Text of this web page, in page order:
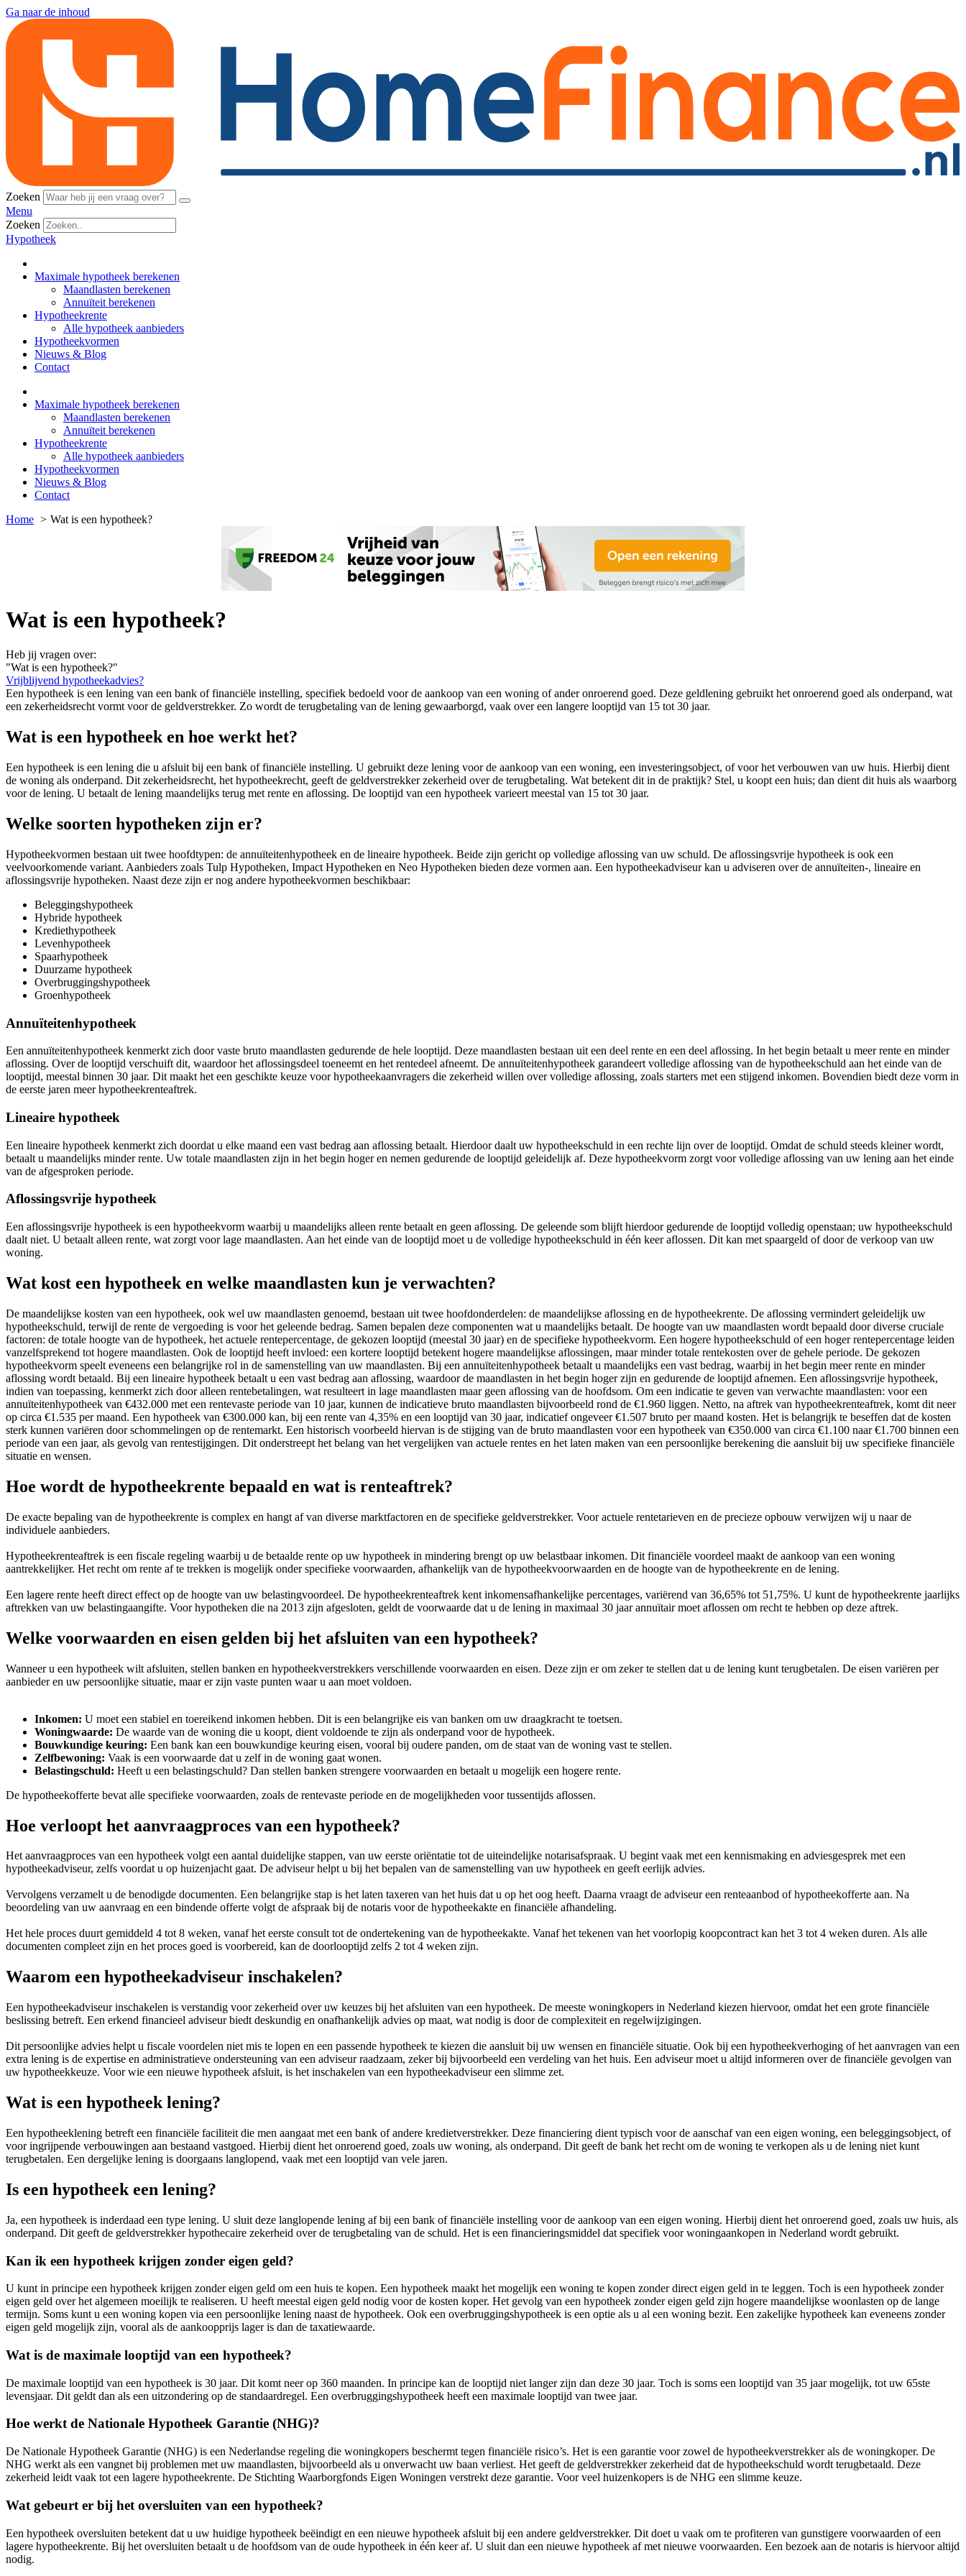
Ga naar de inhoud
Zoeken
Menu
Zoeken
Hypotheek
Maximale hypotheek berekenen
Maandlasten berekenen
Annuïteit berekenen
Hypotheekrente
Alle hypotheek aanbieders
Hypotheekvormen
Nieuws & Blog
Contact
Maximale hypotheek berekenen
Maandlasten berekenen
Annuïteit berekenen
Hypotheekrente
Alle hypotheek aanbieders
Hypotheekvormen
Nieuws & Blog
Contact
Home
Wat is een hypotheek?
Wat is een hypotheek?
Heb jij vragen over:
"Wat is een hypotheek?"
Vrijblijvend hypotheekadvies?
Een hypotheek is een lening van een bank of financiële instelling, specifiek bedoeld voor de aankoop van een woning of ander onroerend goed. Deze geldlening gebruikt het onroerend goed als onderpand, wat
een zekerheidsrecht vormt voor de geldverstrekker. Zo wordt de terugbetaling van de lening gewaarborgd, vaak over een langere looptijd van 15 tot 30 jaar.
Wat is een hypotheek en hoe werkt het?
Een hypotheek is een lening die u afsluit bij een bank of financiële instelling. U gebruikt deze lening voor de aankoop van een woning, een investeringsobject, of voor het verbouwen van uw huis. Hierbij dient
de woning als onderpand. Dit zekerheidsrecht, het hypotheekrecht, geeft de geldverstrekker zekerheid over de terugbetaling. Wat betekent dit in de praktijk? Stel, u koopt een huis; dan dient dit huis als waarborg
voor de lening. U betaalt de lening maandelijks terug met rente en aflossing. De looptijd van een hypotheek varieert meestal van 15 tot 30 jaar.
Welke soorten hypotheken zijn er?
Hypotheekvormen bestaan uit twee hoofdtypen: de annuïteitenhypotheek en de lineaire hypotheek. Beide zijn gericht op volledige aflossing van uw schuld. De aflossingsvrije hypotheek is ook een
veelvoorkomende variant. Aanbieders zoals Tulp Hypotheken, Impact Hypotheken en Neo Hypotheken bieden deze vormen aan. Een hypotheekadviseur kan u adviseren over de annuïteiten-, lineaire en
aflossingsvrije hypotheken. Naast deze zijn er nog andere hypotheekvormen beschikbaar:
Beleggingshypotheek
Hybride hypotheek
Krediethypotheek
Levenhypotheek
Spaarhypotheek
Duurzame hypotheek
Overbruggingshypotheek
Groenhypotheek
Annuïteitenhypotheek
Een annuïteitenhypotheek kenmerkt zich door vaste bruto maandlasten gedurende de hele looptijd. Deze maandlasten bestaan uit een deel rente en een deel aflossing. In het begin betaalt u meer rente en minder
aflossing. Over de looptijd verschuift dit, waardoor het aflossingsdeel toeneemt en het rentedeel afneemt. De annuïteitenhypotheek garandeert volledige aflossing van de hypotheekschuld aan het einde van de
looptijd, meestal binnen 30 jaar. Dit maakt het een geschikte keuze voor hypotheekaanvragers die zekerheid willen over volledige aflossing, zoals starters met een stijgend inkomen. Bovendien biedt deze vorm in
de eerste jaren meer hypotheekrenteaftrek.
Lineaire hypotheek
Een lineaire hypotheek kenmerkt zich doordat u elke maand een vast bedrag aan aflossing betaalt. Hierdoor daalt uw hypotheekschuld in een rechte lijn over de looptijd. Omdat de schuld steeds kleiner wordt,
betaalt u maandelijks minder rente. Uw totale maandlasten zijn in het begin hoger en nemen gedurende de looptijd geleidelijk af. Deze hypotheekvorm zorgt voor volledige aflossing van uw lening aan het einde
van de afgesproken periode.
Aflossingsvrije hypotheek
Een aflossingsvrije hypotheek is een hypotheekvorm waarbij u maandelijks alleen rente betaalt en geen aflossing. De geleende som blijft hierdoor gedurende de looptijd volledig openstaan; uw hypotheekschuld
daalt niet. U betaalt alleen rente, wat zorgt voor lage maandlasten. Aan het einde van de looptijd moet u de volledige hypotheekschuld in één keer aflossen. Dit kan met spaargeld of door de verkoop van uw
woning.
Wat kost een hypotheek en welke maandlasten kun je verwachten?
De maandelijkse kosten van een hypotheek, ook wel uw maandlasten genoemd, bestaan uit twee hoofdonderdelen: de maandelijkse aflossing en de hypotheekrente. De aflossing vermindert geleidelijk uw
hypotheekschuld, terwijl de rente de vergoeding is voor het geleende bedrag. Samen bepalen deze componenten wat u maandelijks betaalt. De hoogte van uw maandlasten wordt bepaald door diverse cruciale
factoren: de totale hoogte van de hypotheek, het actuele rentepercentage, de gekozen looptijd (meestal 30 jaar) en de specifieke hypotheekvorm. Een hogere hypotheekschuld of een hoger rentepercentage leiden
vanzelfsprekend tot hogere maandlasten. Ook de looptijd heeft invloed: een kortere looptijd betekent hogere maandelijkse aflossingen, maar minder totale rentekosten over de gehele periode. De gekozen
hypotheekvorm speelt eveneens een belangrijke rol in de samenstelling van uw maandlasten. Bij een annuïteitenhypotheek betaalt u maandelijks een vast bedrag, waarbij in het begin meer rente en minder
aflossing wordt betaald. Bij een lineaire hypotheek betaalt u een vast bedrag aan aflossing, waardoor de maandlasten in het begin hoger zijn en gedurende de looptijd afnemen. Een aflossingsvrije hypotheek,
indien van toepassing, kenmerkt zich door alleen rentebetalingen, wat resulteert in lage maandlasten maar geen aflossing van de hoofdsom. Om een indicatie te geven van verwachte maandlasten: voor een
annuïteitenhypotheek van €432.000 met een rentevaste periode van 10 jaar, kunnen de indicatieve bruto maandlasten bijvoorbeeld rond de €1.960 liggen. Netto, na aftrek van hypotheekrenteaftrek, komt dit neer
op circa €1.535 per maand. Een hypotheek van €300.000 kan, bij een rente van 4,35% en een looptijd van 30 jaar, indicatief ongeveer €1.507 bruto per maand kosten. Het is belangrijk te beseffen dat de kosten
sterk kunnen variëren door schommelingen op de rentemarkt. Een historisch voorbeeld hiervan is de stijging van de bruto maandlasten voor een hypotheek van €350.000 van circa €1.100 naar €1.700 binnen een
periode van een jaar, als gevolg van rentestijgingen. Dit onderstreept het belang van het vergelijken van actuele rentes en het laten maken van een persoonlijke berekening die aansluit bij uw specifieke financiële
situatie en wensen.
Hoe wordt de hypotheekrente bepaald en wat is renteaftrek?
De exacte bepaling van de hypotheekrente is complex en hangt af van diverse marktfactoren en de specifieke geldverstrekker. Voor actuele rentetarieven en de precieze opbouw verwijzen wij u naar de
individuele aanbieders.
Hypotheekrenteaftrek is een fiscale regeling waarbij u de betaalde rente op uw hypotheek in mindering brengt op uw belastbaar inkomen. Dit financiële voordeel maakt de aankoop van een woning
aantrekkelijker. Het recht om rente af te trekken is mogelijk onder specifieke voorwaarden, afhankelijk van de hypotheekvoorwaarden en de hoogte van de hypotheekrente en de lening.
Een lagere rente heeft direct effect op de hoogte van uw belastingvoordeel. De hypotheekrenteaftrek kent inkomensafhankelijke percentages, variërend van 36,65% tot 51,75%. U kunt de hypotheekrente jaarlijks
aftrekken van uw belastingaangifte. Voor hypotheken die na 2013 zijn afgesloten, geldt de voorwaarde dat u de lening in maximaal 30 jaar annuïtair moet aflossen om recht te hebben op deze aftrek.
Welke voorwaarden en eisen gelden bij het afsluiten van een hypotheek?
Wanneer u een hypotheek wilt afsluiten, stellen banken en hypotheekverstrekkers verschillende voorwaarden en eisen. Deze zijn er om zeker te stellen dat u de lening kunt terugbetalen. De eisen variëren per
aanbieder en uw persoonlijke situatie, maar er zijn vaste punten waar u aan moet voldoen.
Inkomen: U moet een stabiel en toereikend inkomen hebben. Dit is een belangrijke eis van banken om uw draagkracht te toetsen.
Woningwaarde: De waarde van de woning die u koopt, dient voldoende te zijn als onderpand voor de hypotheek.
Bouwkundige keuring: Een bank kan een bouwkundige keuring eisen, vooral bij oudere panden, om de staat van de woning vast te stellen.
Zelfbewoning: Vaak is een voorwaarde dat u zelf in de woning gaat wonen.
Belastingschuld: Heeft u een belastingschuld? Dan stellen banken strengere voorwaarden en betaalt u mogelijk een hogere rente.
De hypotheekofferte bevat alle specifieke voorwaarden, zoals de rentevaste periode en de mogelijkheden voor tussentijds aflossen.
Hoe verloopt het aanvraagproces van een hypotheek?
Het aanvraagproces van een hypotheek volgt een aantal duidelijke stappen, van uw eerste oriëntatie tot de uiteindelijke notarisafspraak. U begint vaak met een kennismaking en adviesgesprek met een
hypotheekadviseur, zelfs voordat u op huizenjacht gaat. De adviseur helpt u bij het bepalen van de samenstelling van uw hypotheek en geeft eerlijk advies.
Vervolgens verzamelt u de benodigde documenten. Een belangrijke stap is het laten taxeren van het huis dat u op het oog heeft. Daarna vraagt de adviseur een renteaanbod of hypotheekofferte aan. Na
beoordeling van uw aanvraag en een bindende offerte volgt de afspraak bij de notaris voor de hypotheekakte en financiële afhandeling.
Het hele proces duurt gemiddeld 4 tot 8 weken, vanaf het eerste consult tot de ondertekening van de hypotheekakte. Vanaf het tekenen van het voorlopig koopcontract kan het 3 tot 4 weken duren. Als alle
documenten compleet zijn en het proces goed is voorbereid, kan de doorlooptijd zelfs 2 tot 4 weken zijn.
Waarom een hypotheekadviseur inschakelen?
Een hypotheekadviseur inschakelen is verstandig voor zekerheid over uw keuzes bij het afsluiten van een hypotheek. De meeste woningkopers in Nederland kiezen hiervoor, omdat het een grote financiële
beslissing betreft. Een erkend financieel adviseur biedt deskundig en onafhankelijk advies op maat, wat nodig is door de complexiteit en regelwijzigingen.
Dit persoonlijke advies helpt u fiscale voordelen niet mis te lopen en een passende hypotheek te kiezen die aansluit bij uw wensen en financiële situatie. Ook bij een hypotheekverhoging of het aanvragen van een
extra lening is de expertise en administratieve ondersteuning van een adviseur raadzaam, zeker bij bijvoorbeeld een verdeling van het huis. Een adviseur moet u altijd informeren over de financiële gevolgen van
uw hypotheekkeuze. Voor wie een nieuwe hypotheek afsluit, is het inschakelen van een hypotheekadviseur een slimme zet.
Wat is een hypotheek lening?
Een hypotheeklening betreft een financiële faciliteit die men aangaat met een bank of andere kredietverstrekker. Deze financiering dient typisch voor de aanschaf van een eigen woning, een beleggingsobject, of
voor ingrijpende verbouwingen aan bestaand vastgoed. Hierbij dient het onroerend goed, zoals uw woning, als onderpand. Dit geeft de bank het recht om de woning te verkopen als u de lening niet kunt
terugbetalen. Een dergelijke lening is doorgaans langlopend, vaak met een looptijd van vele jaren.
Is een hypotheek een lening?
Ja, een hypotheek is inderdaad een type lening. U sluit deze langlopende lening af bij een bank of financiële instelling voor de aankoop van een eigen woning. Hierbij dient het onroerend goed, zoals uw huis, als
onderpand. Dit geeft de geldverstrekker hypothecaire zekerheid over de terugbetaling van de schuld. Het is een financieringsmiddel dat specifiek voor woningaankopen in Nederland wordt gebruikt.
Kan ik een hypotheek krijgen zonder eigen geld?
U kunt in principe een hypotheek krijgen zonder eigen geld om een huis te kopen. Een hypotheek maakt het mogelijk een woning te kopen zonder direct eigen geld in te leggen. Toch is een hypotheek zonder
eigen geld over het algemeen moeilijk te realiseren. U heeft meestal eigen geld nodig voor de kosten koper. Het gevolg van een hypotheek zonder eigen geld zijn hogere maandelijkse woonlasten op de lange
termijn. Soms kunt u een woning kopen via een persoonlijke lening naast de hypotheek. Ook een overbruggingshypotheek is een optie als u al een woning bezit. Een zakelijke hypotheek kan eveneens zonder
eigen geld mogelijk zijn, vooral als de aankoopprijs lager is dan de taxatiewaarde.
Wat is de maximale looptijd van een hypotheek?
De maximale looptijd van een hypotheek is 30 jaar. Dit komt neer op 360 maanden. In principe kan de looptijd niet langer zijn dan deze 30 jaar. Toch is soms een looptijd van 35 jaar mogelijk, tot uw 65ste
levensjaar. Dit geldt dan als een uitzondering op de standaardregel. Een overbruggingshypotheek heeft een maximale looptijd van twee jaar.
Hoe werkt de Nationale Hypotheek Garantie (NHG)?
De Nationale Hypotheek Garantie (NHG) is een Nederlandse regeling die woningkopers beschermt tegen financiële risico’s. Het is een garantie voor zowel de hypotheekverstrekker als de woningkoper. De
NHG werkt als een vangnet bij problemen met uw maandlasten, bijvoorbeeld als u onverwacht uw baan verliest. Het geeft de geldverstrekker zekerheid dat de hypotheekschuld wordt terugbetaald. Deze
zekerheid leidt vaak tot een lagere hypotheekrente. De Stichting Waarborgfonds Eigen Woningen verstrekt deze garantie. Voor veel huizenkopers is de NHG een slimme keuze.
Wat gebeurt er bij het oversluiten van een hypotheek?
Een hypotheek oversluiten betekent dat u uw huidige hypotheek beëindigt en een nieuwe hypotheek afsluit bij een andere geldverstrekker. Dit doet u vaak om te profiteren van gunstigere voorwaarden of een
lagere hypotheekrente. Bij het oversluiten betaalt u de hoofdsom van de oude hypotheek in één keer af. U sluit dan een nieuwe hypotheek af met nieuwe voorwaarden. Een bezoek aan de notaris is hiervoor altijd
nodig.